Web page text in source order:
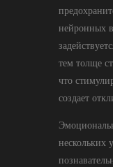
нейронных
тем толще
что
создает
нескольких